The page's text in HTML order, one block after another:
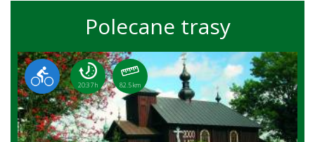
Polecane trasy
20:37 h 82.5 km